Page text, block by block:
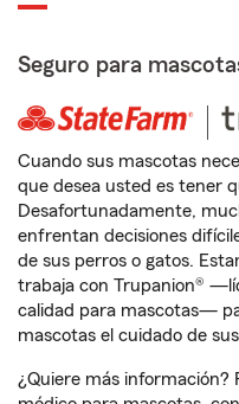
Seguro para
Cuando sus mascotas
que desea usted es tener
Desafortunadamente,
enfrentan decisiones
de sus perros o gatos.
trabaja con Trupanion®
calidad para mascotas—
mascotas el cuidado de
¿Quiere más información?